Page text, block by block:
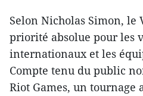
Selon Nicholas Simon, le
priorité absolue pour les
internationaux et les
Compte tenu du public
Riot Games, un tournage